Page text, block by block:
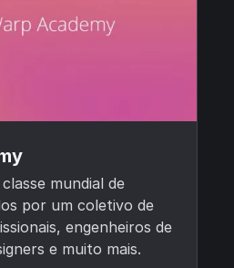
mundial de
por um coletivo de
engenheiros de
e muito mais.